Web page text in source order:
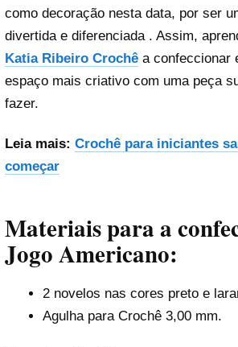
como decoração nesta data, por ser
divertida e diferenciada . Assim,
Katia Ribeiro Crochê a confeccionar
espaço mais criativo com uma peça
fazer.
Leia mais: Crochê para iniciantes
começar
Materiais para a
Jogo Americano:
2 novelos nas cores preto e
Agulha para Crochê 3,00 mm.